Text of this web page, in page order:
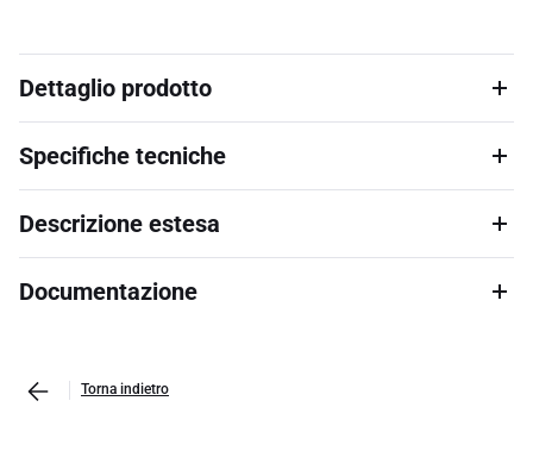
Dettaglio prodotto
Specifiche tecniche
Descrizione estesa
Documentazione
Torna indietro